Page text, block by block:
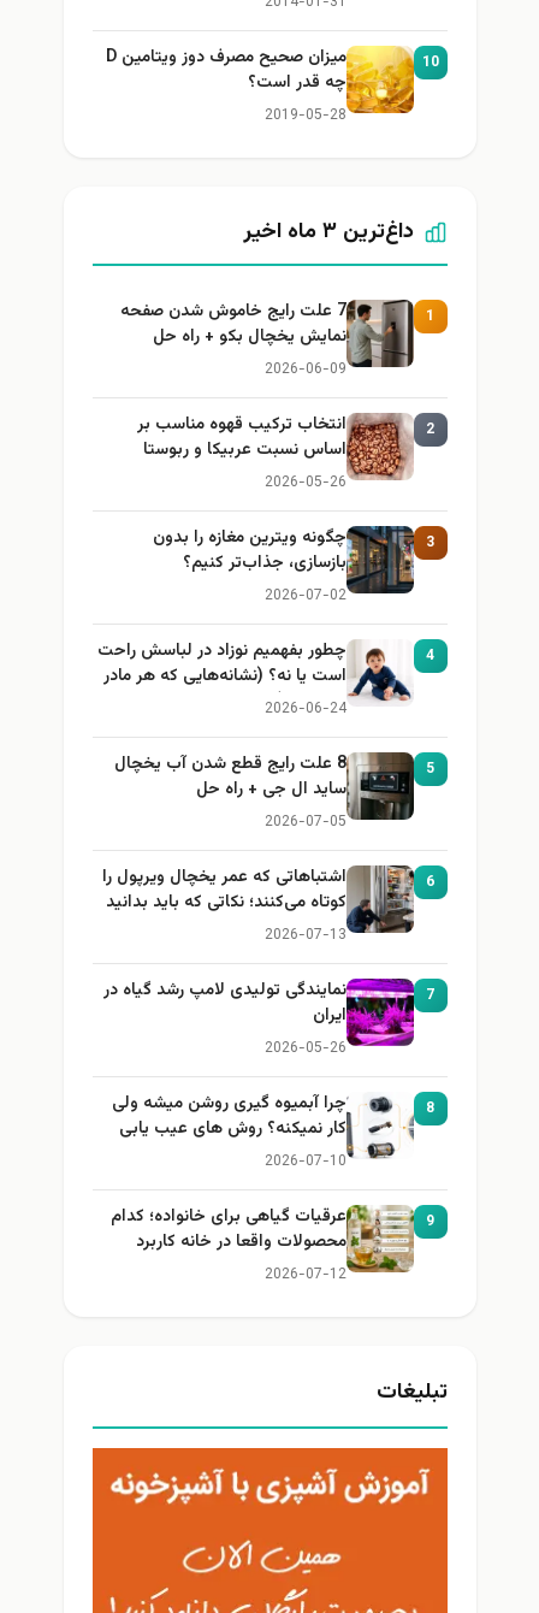
10
میزان صحیح مصرف دوز ویتامین D
چه قدر است؟
2019-05-28
داغ‌ترین ۳ ماه اخیر
1
7 علت رایج خاموش شدن صفحه
نمایش یخچال بکو + راه حل
2026-06-09
2
انتخاب ترکیب قهوه مناسب بر
اساس نسبت عربیکا و ربوستا
2026-05-26
3
چگونه ویترین مغازه را بدون
بازسازی، جذاب‌تر کنیم؟
2026-07-02
4
چطور بفهمیم نوزاد در لباسش راحت
است یا نه؟ (نشانه‌هایی که هر مادر
باید بداند)
2026-06-24
5
8 علت رایج قطع شدن آب یخچال
ساید ال جی + راه حل
2026-07-05
6
اشتباهاتی که عمر یخچال ویرپول را
کوتاه می‌کنند؛ نکاتی که باید بدانید
2026-07-13
7
نمایندگی تولیدی لامپ رشد گیاه در
ایران
2026-05-26
8
چرا آبمیوه گیری روشن میشه ولی
کار نمیکنه؟ روش های عیب یابی
2026-07-10
9
عرقیات گیاهی برای خانواده؛ کدام
محصولات واقعا در خانه کاربرد
دارند؟
2026-07-12
تبلیغات